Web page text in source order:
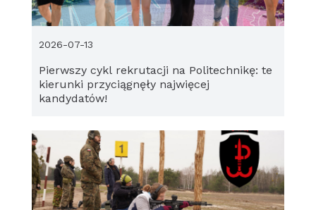
Pierwszy cykl rekrutacji na Politechnikę: te
kierunki przyciągnęły najwięcej
kandydatów!
2026-07-13